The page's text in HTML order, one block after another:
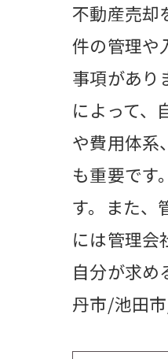
不動産売却
件の管理や
事項があり
によって、
や費用体系
も重要です
す。また、
には管理会
自分が求め
丹市/池田